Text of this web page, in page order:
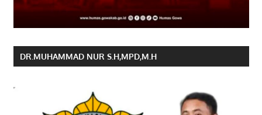
DR.MUHAMMAD NUR S.H,MPD,M.H